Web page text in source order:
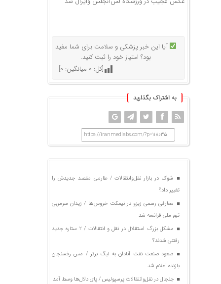
آیا این خبر پزشکی و سلامت برای شما مفید
بود؟ امتیاز خود را ثبت کنید.
[کل: 0 میانگین: 0
]
به اشتراک بگذارید
https://iranmedlabs.com/?p=118035
شوک در بازار نقل‌وانتقالات / طارمی مقصد جدیدش را
تغییر داد؟
معارفی رسمی زیزو در نیمکت خروس‌ها / زیدان سرمربی
تیم ملی فرانسه شد
مشکل بزرگ استقلال در نقل و انتقالات / ۲ ستاره جدید
رفتنی شدند؟
صعود صنعت نفت آبادان به لیگ برتر / مس رفسنجان
بازنده اعلام شد
جنجال در نقل‌وانتقالات پرسپولیس / پای دلال‌ها وسط آمد